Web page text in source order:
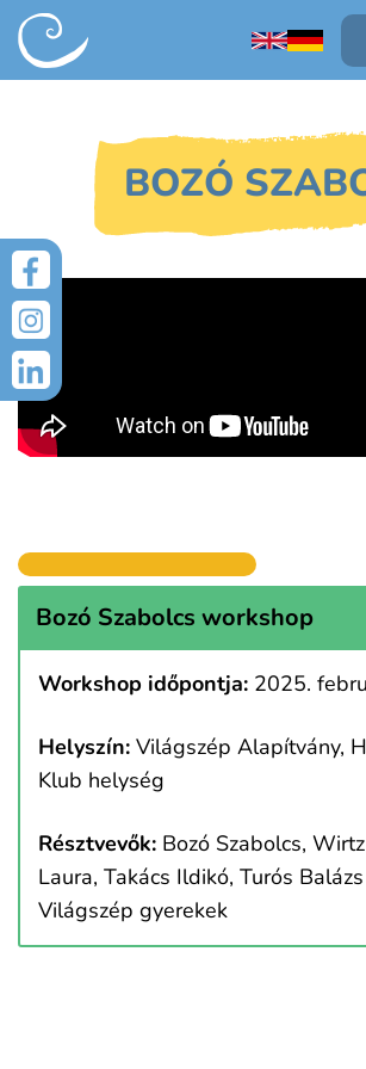
UGRÁS A TARTALOMRA
BOZÓ
Bozó Szabolcs workshop
Workshop időpontja: 2025.
Helyszín: Világszép Alapítvány,
Klub helység
Résztvevők: Bozó Szabolcs,
Laura, Takács Ildikó, Turós
Világszép gyerekek